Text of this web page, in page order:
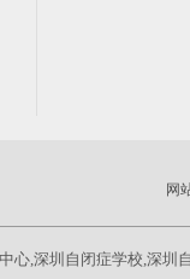
网
心,深圳自闭症学校,深